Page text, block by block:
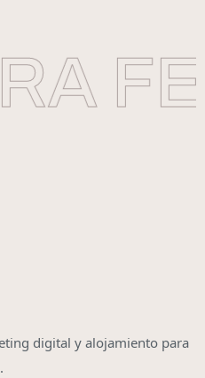
digital y alojamiento para